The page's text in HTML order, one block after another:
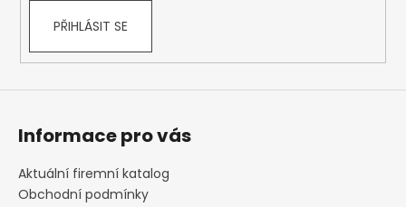
PŘIHLÁSIT SE
Informace pro vás
Aktuální firemní katalog
Obchodní podmínky